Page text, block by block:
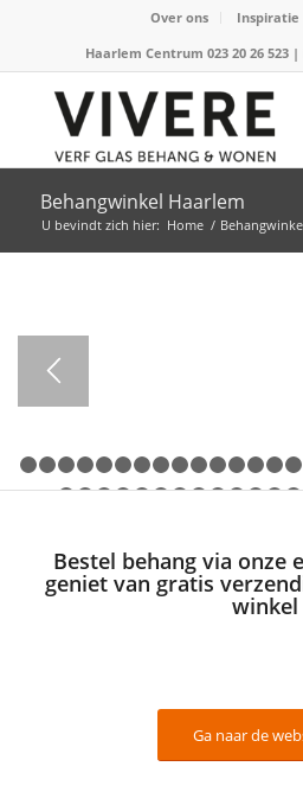
Over ons Inspiratie
Haarlem Centrum 023 20 26 523 |
Behangwinkel Haarlem
U bevindt zich hier: Home /
1 2 3 4 5 6 7 8 9
Bestel behang via onze
geniet van gratis
winkel
Ga naar de